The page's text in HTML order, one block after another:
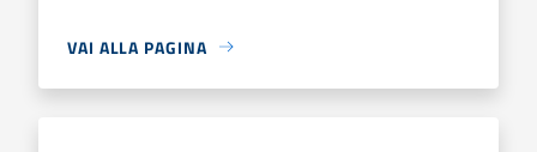
VAI ALLA PAGINA